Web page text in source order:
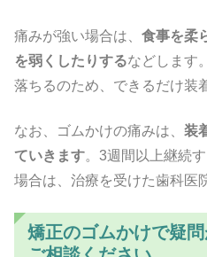
痛みが強い場合は、 食事を柔
を弱くしたりするなどします
落ちるのため、できるだけ装
なお、ゴムかけの痛みは、 装
ていきます。3週間以上継続
場合は、治療を受けた歯科医
矯正のゴムかけで疑